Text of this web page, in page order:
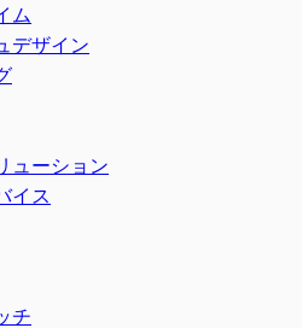
ム
デザイン
ューション
イス
チ